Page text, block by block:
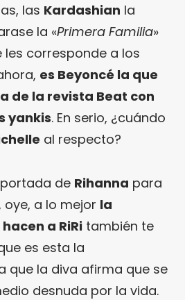
las Kardashian la
la «Primera Familia»
les corresponde a los
es Beyoncé la que
de la revista Beat con
yankis. En serio, ¿cuándo
al respecto?
de Rihanna para
oye, a lo mejor la
a RiRi también te
es esta la
que la diva afirma que se
desnuda por la vida.